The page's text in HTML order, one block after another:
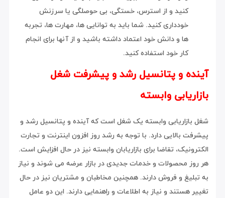
کنید و از استرس، خستگی، بی حوصلگی یا سرزنش
خودداری کنید. شما باید به توانایی ها، مهارت ها، تجربه
ها و دانش خود اعتماد داشته باشید و از آنها برای انجام
کار خود استفاده کنید.
آینده و پتانسیل رشد و پیشرفت شغل
بازاریابی وابسته
شغل بازاریابی وابسته یک شغل است که آینده و پتانسیل رشد و
پیشرفت بالایی دارد. با توجه به رشد روز افزون اینترنت و تجارت
الکترونیک، تقاضا برای بازاریابان وابسته نیز در حال افزایش است.
هر روز محصولات و خدمات جدیدی در بازار عرضه می شوند و نیاز
به تبلیغ و فروش دارند. همچنین مخاطبان و مشتریان نیز در حال
تغییر هستند و نیاز به اطلاعات و راهنمایی دارند. این دو عامل